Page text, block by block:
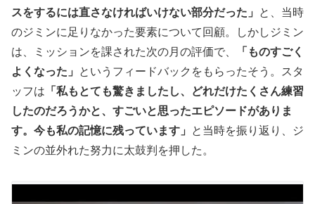
スをするには直さなければいけない部分だった」
と、当時
のジミンに足りなかった要素について回顧。しかしジミン
は、ミッションを課された次の月の評価で、
「ものすごく
よくなった」
というフィードバックをもらったそう。スタ
ッフは 「私もとても驚きましたし、どれだけたくさん練習
したのだろうかと、すごいと思ったエピソードがありま
す。今も私の記憶に残っています」
と当時を振り返り、ジ
ミンの並外れた努力に太鼓判を押した。